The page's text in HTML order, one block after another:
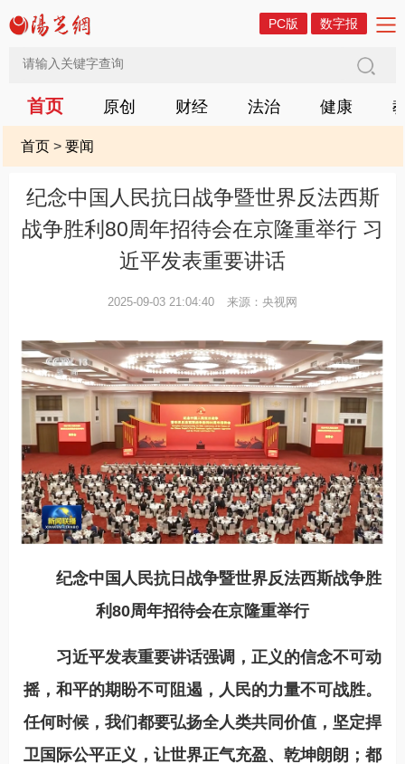
PC版 数字报
首页 原创 财经 法治 健康
首页> 要闻
纪念中国人民抗日战争暨世界反法西斯
战争胜利80周年招待会在京隆重举行 习
近平发表重要讲话
2025-09-03 21:04:40 来源：央视网
纪念中国人民抗日战争暨世界反法西斯战争胜
利80周年招待会在京隆重举行
习近平发表重要讲话强调，正义的信念不可动
摇，和平的期盼不可阻遏，人民的力量不可战胜。
任何时候，我们都要弘扬全人类共同价值，坚定捍
卫国际公平正义，让世界正气充盈、乾坤朗朗；都